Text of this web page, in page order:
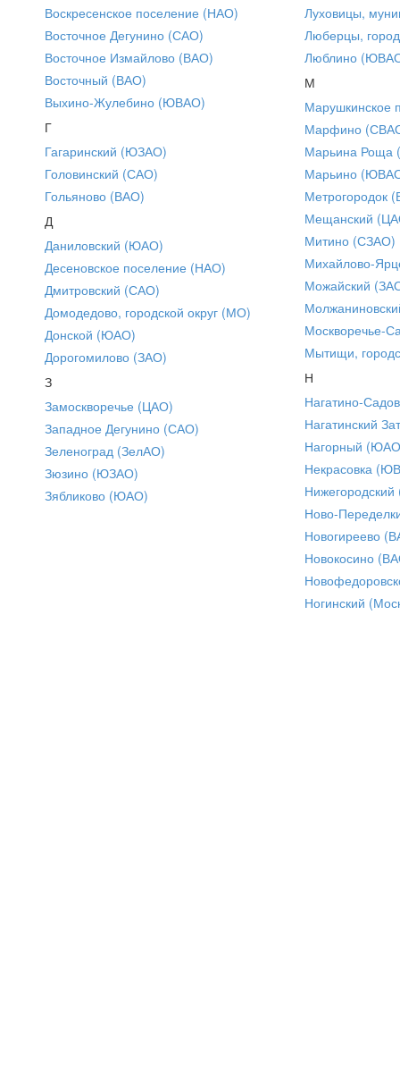
Воскресенское поселение (НАО)
Восточное Дегунино (САО)
Восточное Измайлово (ВАО)
Восточный (ВАО)
Выхино-Жулебино (ЮВАО)
Г
Гагаринский (ЮЗАО)
Головинский (САО)
Гольяново (ВАО)
Д
Даниловский (ЮАО)
Десеновское поселение (НАО)
Дмитровский (САО)
Домодедово, городской округ (МО)
Донской (ЮАО)
Дорогомилово (ЗАО)
З
Замоскворечье (ЦАО)
Западное Дегунино (САО)
Зеленоград (ЗелАО)
Зюзино (ЮЗАО)
Зябликово (ЮАО)
Луховицы,
Люберцы,
Люблино
М
Марушкинское
Марфино
Марьина Роща
Марьино
Метрогородок
Мещанский
Митино (СЗАО)
Михайлово-
Можайский
Москворечье-
Мытищи,
Н
Нагатино-
Нагатинский
Нагорный
Некрасовка
Ново-
Новогиреево
Новокосино
Ногинский